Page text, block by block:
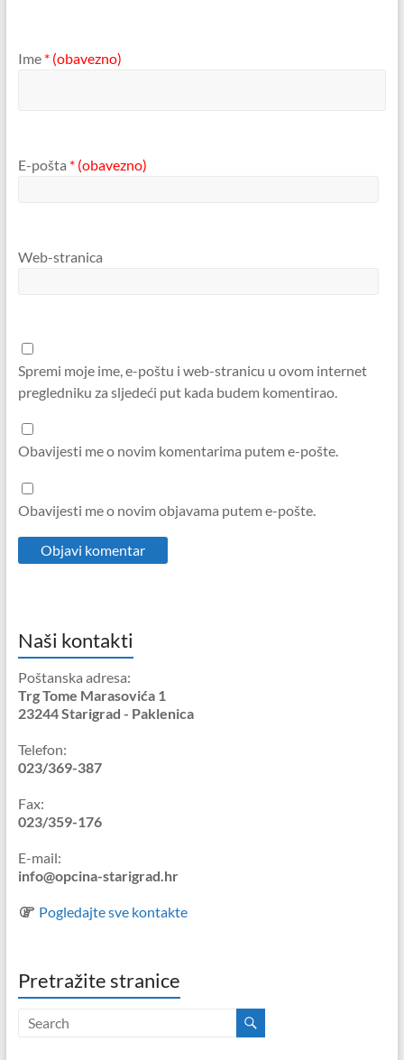
Ime * (obavezno)
E-pošta * (obavezno)
Web-stranica
Spremi moje ime, e-poštu i web-stranicu u ovom internet
pregledniku za sljedeći put kada budem komentirao.
Obavijesti me o novim komentarima putem e-pošte.
Obavijesti me o novim objavama putem e-pošte.
Naši kontakti
Poštanska adresa:
Trg Tome Marasovića 1
23244 Starigrad - Paklenica
Telefon:
023/369-387
Fax:
023/359-176
E-mail:
info@opcina-starigrad.hr
Pogledajte sve kontakte
Pretražite stranice